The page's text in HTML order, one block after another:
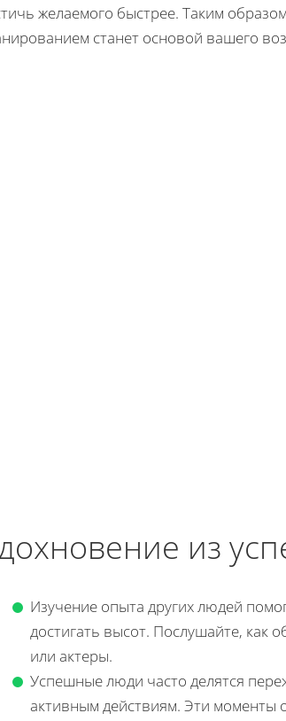
желаемого быстрее. Таким
станет основой вашего
из
Изучение опыта других людей
достигать высот. Послушайте, как
или актеры.
Успешные люди часто делятся
активным действиям. Эти моменты